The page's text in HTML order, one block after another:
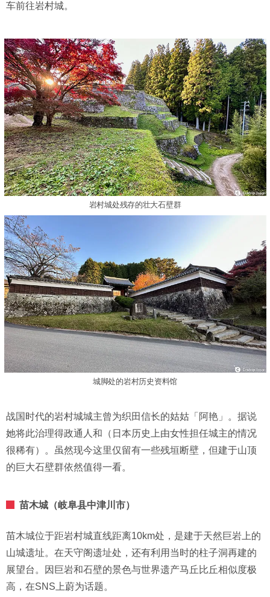
车前往岩村城。
岩村城处残存的壮大石壁群
城脚处的岩村历史资料馆
战国时代的岩村城城主曾为织田信长的姑姑「阿艳」。据说
她将此治理得政通人和（日本历史上由女性担任城主的情况
很稀有）。虽然现今这里仅留有一些残垣断壁，但建于山顶
的巨大石壁群依然值得一看。
苗木城（岐阜县中津川市）
苗木城位于距岩村城直线距离10km处，是建于天然巨岩上的
山城遗址。在天守阁遗址处，还有利用当时的柱子洞再建的
展望台。因巨岩和石壁的景色与世界遗产马丘比丘相似度极
高，在SNS上蔚为话题。